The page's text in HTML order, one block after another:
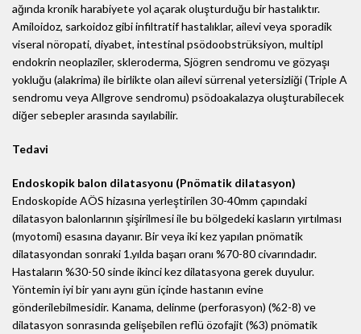
ağında kronik harabiyete yol açarak oluşturduğu bir hastalıktır.
Amiloidoz, sarkoidoz gibi infiltratif hastalıklar, ailevi veya sporadik
viseral nöropati, diyabet, intestinal psödoobstrüksiyon, multipl
endokrin neoplaziler, skleroderma, Sjögren sendromu ve gözyaşı
yokluğu (alakrima) ile birlikte olan ailevi sürrenal yetersizliği (Triple A
sendromu veya Allgrove sendromu) psödoakalazya oluşturabilecek
diğer sebepler arasında sayılabilir.
Tedavi
Endoskopik balon dilatasyonu (Pnömatik dilatasyon)
Endoskopide AÖS hizasına yerleştirilen 30-40mm çapındaki
dilatasyon balonlarının şişirilmesi ile bu bölgedeki kasların yırtılması
(myotomi) esasına dayanır. Bir veya iki kez yapılan pnömatik
dilatasyondan sonraki 1.yılda başarı oranı %70-80 civarındadır.
Hastaların %30-50 sinde ikinci kez dilatasyona gerek duyulur.
Yöntemin iyi bir yanı aynı gün içinde hastanın evine
gönderilebilmesidir. Kanama, delinme (perforasyon) (%2-8) ve
dilatasyon sonrasında gelişebilen reflü özofajit (%3) pnömatik